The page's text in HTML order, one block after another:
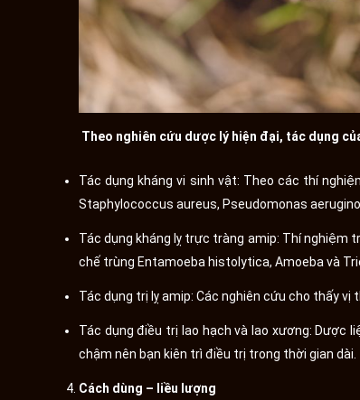
Theo nghiên cứu dược lý hiện đại, tác dụng
Tác dụng kháng vi sinh vật: Theo các thí
Staphylococcus aureus, Pseudomonas
Tác dụng kháng lỵ trực tràng amip: Thí
chế trùng Entamoeba histolytica, Amoeba và
Tác dụng trị lỵ amip: Các nghiên cứu cho thấy
Tác dụng điều trị lao hạch và lao xương: Dược
chậm nên bạn kiên trì điều trị trong thời gian dài.
Cách dùng – liều lượng